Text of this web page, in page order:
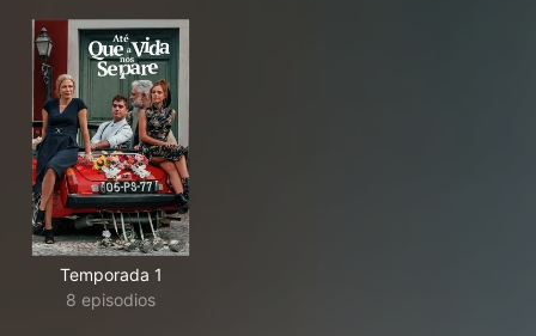
Temporada 1
8 episodios